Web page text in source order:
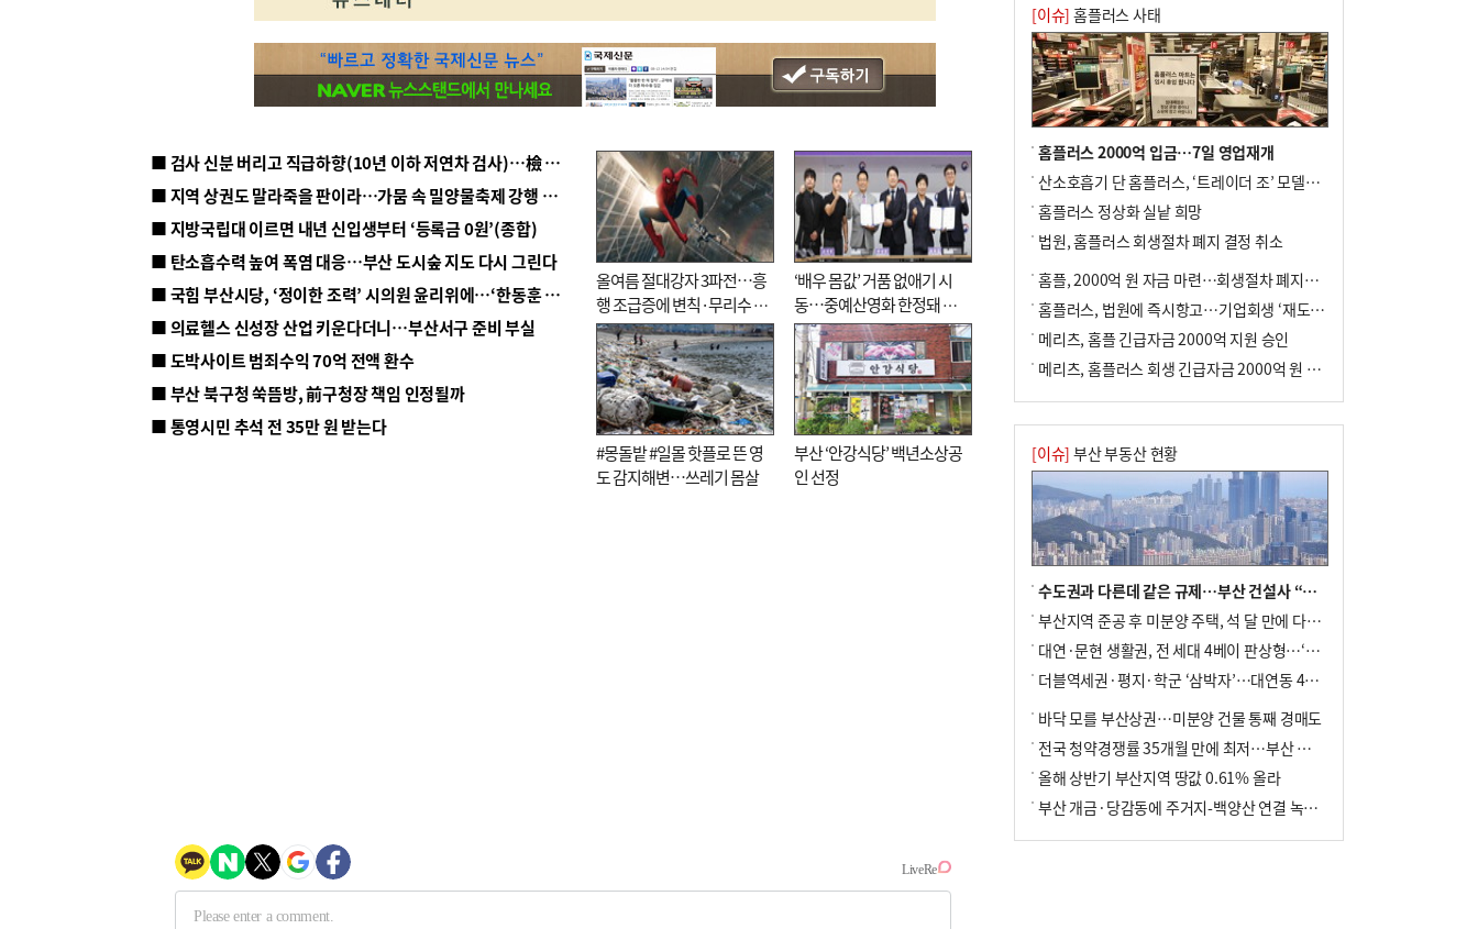
■ 검사 신분 버리고 직급하향(10년 이하 저연차 검사)…檢 중수청행 기피
■ 지역 상권도 말라죽을 판이라…가뭄 속 밀양물축제 강행 논란
■ 지방국립대 이르면 내년 신입생부터 ‘등록금 0원’(종합)
■ 탄소흡수력 높여 폭염 대응…부산 도시숲 지도 다시 그린다
■ 국힘 부산시당, ‘정이한 조력’ 시의원 윤리위에…‘한동훈 지지’도 신고접수
■ 의료헬스 신성장 산업 키운다더니…부산서구 준비 부실
■ 도박사이트 범죄수익 70억 전액 환수
■ 부산 북구청 쑥뜸방, 前구청장 책임 인정될까
■ 통영시민 추석 전 35만 원 받는다
올여름 절대강자 3파전…흥
행 조급증에 변칙·무리수 마
케팅도
‘배우 몸값’ 거품 없애기 시
동…중예산영화 한정돼 실
효성 의문도
#몽돌밭 #일몰 핫플로 뜬 영
도 감지해변…쓰레기 몸살
부산 ‘안강식당’ 백년소상공
인 선정
[이슈] 홈플러스 사태
홈플러스 2000억 입금…7일 영업재개
산소호흡기 단 홈플러스, ‘트레이더 조’ 모델로 살아날까
홈플러스 정상화 실낱 희망
법원, 홈플러스 회생절차 폐지 결정 취소
홈플, 2000억 원 자금 마련…회생절차 폐지에 즉시항고(종합)
홈플러스, 법원에 즉시항고…기업회생 ‘재도전’
메리츠, 홈플 긴급자금 2000억 지원 승인
메리츠, 홈플러스 회생 긴급자금 2000억 원 지원 승인
[이슈] 부산 부동산 현황
수도권과 다른데 같은 규제…부산 건설사 “쓰러지기 직전”
부산지역 준공 후 미분양 주택, 석 달 만에 다시 3000가구 넘어서
대연·문현 생활권, 전 세대 4베이 판상형…‘더샵 트리센트’ 내달 분양
더블역세권·평지·학군 ‘삼박자’…대연동 42층 브랜드 단지
바닥 모를 부산상권…미분양 건물 통째 경매도
전국 청약경쟁률 35개월 만에 최저…부산 미분양 ‘적체’ 심화
올해 상반기 부산지역 땅값 0.61% 올라
부산 개금·당감동에 주거지-백양산 연결 녹지 조성